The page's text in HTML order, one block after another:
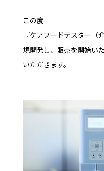
この度
『ケアフードテスター（
規開発し、販売を開始い
いただきます。